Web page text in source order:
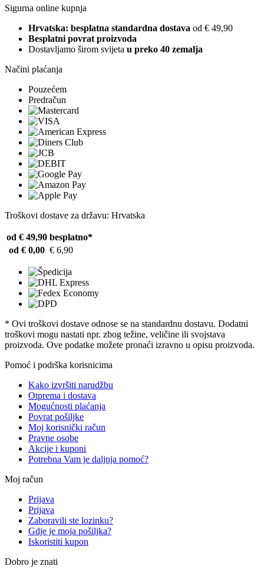
Sigurna online kupnja
Hrvatska: besplatna standardna dostava od € 49,90
Besplatni povrat proizvoda
Dostavljamo širom svijeta u preko 40 zemalja
Načini plaćanja
Pouzećem
Predračun
Troškovi dostave za državu: Hrvatska
od € 49,90 besplatno*
od € 0,00 € 6,90
* Ovi troškovi dostave odnose se na standardnu ​​dostavu. Dodatni
troškovi mogu nastati npr. zbog težine, veličine ili svojstava
proizvoda. Ove podatke možete pronaći izravno u opisu proizvoda.
Pomoć i podrška korisnicima
Kako izvršiti narudžbu
Otprema i dostava
Mogućnosti plaćanja
Povrat pošiljke
Moj korisnički račun
Pravne osobe
Akcije i kuponi
Potrebna Vam je daljnja pomoć?
Moj račun
Prijava
Prijava
Zaboravili ste lozinku?
Gdje je moja pošiljka?
Iskoristiti kupon
Dobro je znati